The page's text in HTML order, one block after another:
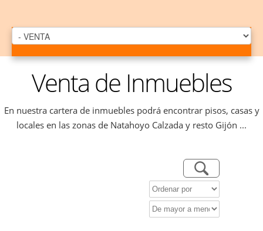
Venta de Inmuebles
En nuestra cartera de inmuebles podrá encontrar pisos, casas y
locales en las zonas de Natahoyo Calzada y resto Gijón ...